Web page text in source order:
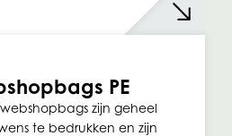
PE
zijn geheel
te bedrukken en zijn